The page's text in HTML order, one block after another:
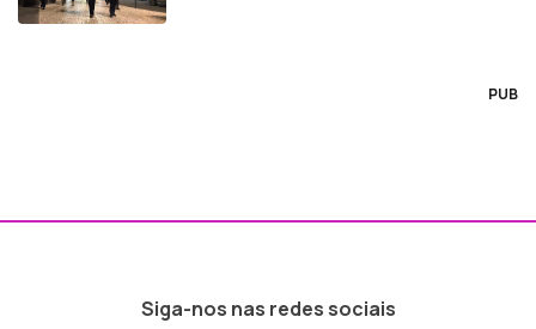
PUB
Siga-nos nas redes sociais